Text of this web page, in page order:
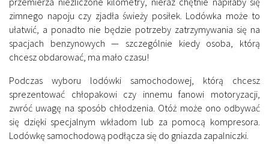
zimnego napoju czy zjadła świeży posiłek. Lodówka może to
ułatwić, a ponadto nie będzie potrzeby zatrzymywania się na
spacjach benzynowych — szczególnie kiedy osoba, którą
chcesz obdarować, ma mało czasu!
Podczas wyboru lodówki samochodowej, którą chcesz
sprezentować chłopakowi czy innemu fanowi motoryzacji,
zwróć uwagę na sposób chłodzenia. Otóż może ono odbywać
się dzięki specjalnym wkładom lub za pomocą kompresora.
Lodówkę samochodową podłącza się do gniazda zapalniczki.